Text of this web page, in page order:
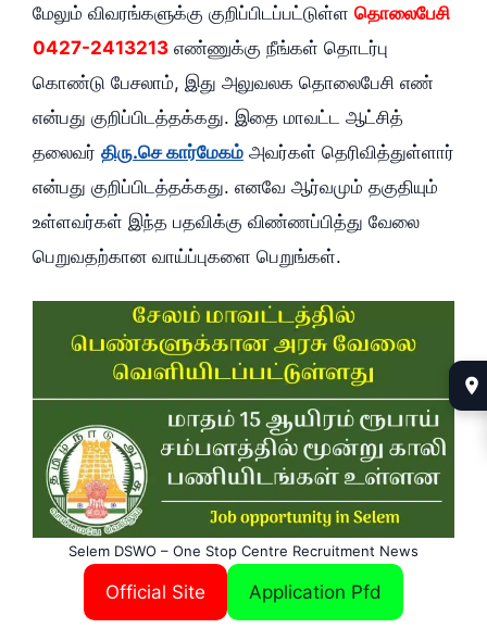
மேலும் விவரங்களுக்கு குறிப்பிடப்பட்டுள்ள தொலைபேசி
0427-2413213 எண்ணுக்கு நீங்கள் தொடர்பு
கொண்டு பேசலாம், இது அலுவலக தொலைபேசி எண்
என்பது குறிப்பிடத்தக்கது. இதை மாவட்ட ஆட்சித்
தலைவர் திரு.செ கார்மேகம் அவர்கள் தெரிவித்துள்ளார்
என்பது குறிப்பிடத்தக்கது. எனவே ஆர்வமும் தகுதியும்
உள்ளவர்கள் இந்த பதவிக்கு விண்ணப்பித்து வேலை
பெறுவதற்கான வாய்ப்புகளை பெறுங்கள்.
Selem DSWO – One Stop Centre Recruitment News
Official Site Application Pfd